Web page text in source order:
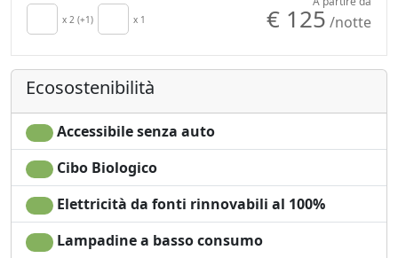
x 2 (+1) x 1 € 125 /notte
Ecosostenibilità
Accessibile senza auto
Cibo Biologico
Elettricità da fonti rinnovabili al 100%
Lampadine a basso consumo